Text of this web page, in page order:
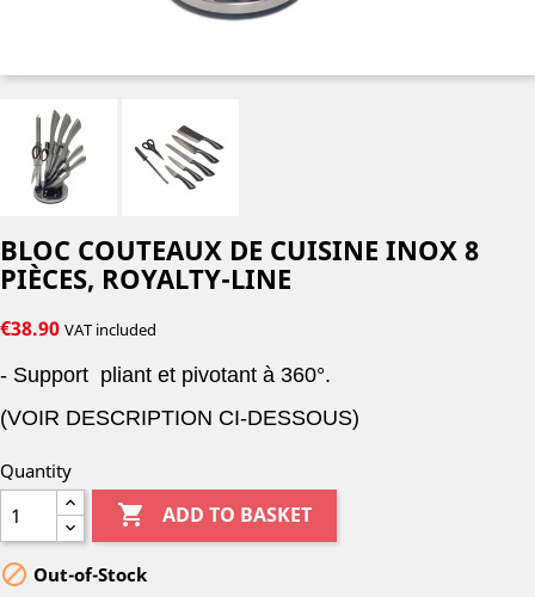
BLOC COUTEAUX DE CUISINE INOX 8
PIÈCES, ROYALTY-LINE
€38.90 VAT included
- Support pliant et pivotant à 360°.
(VOIR DESCRIPTION CI-DESSOUS)
Quantity
 ADD TO BASKET
 Out-of-Stock